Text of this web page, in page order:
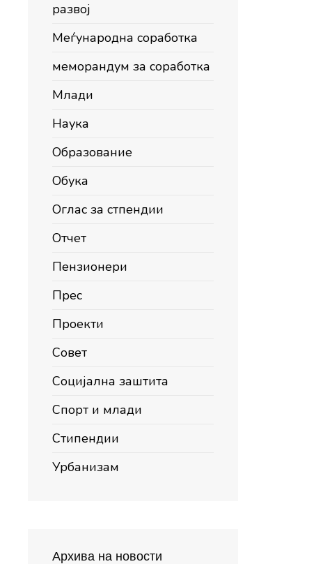
развој
Меѓународна соработка
меморандум за соработка
Млади
Наука
Образование
Обука
Оглас за стпендии
Отчет
Пензионери
Прес
Проекти
Совет
Социјална заштита
Спорт и млади
Стипендии
Урбанизам
Архива на новости